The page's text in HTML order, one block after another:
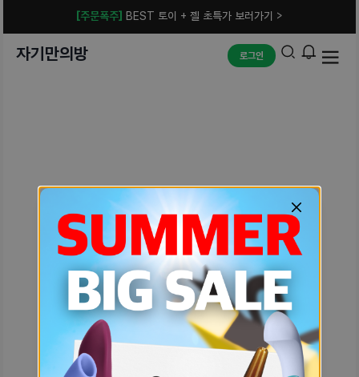
[주문폭주] BEST 토이 + 젤 초특가 보러가기 >
자기만의방 로그인
예상치 못한 에러입니다.